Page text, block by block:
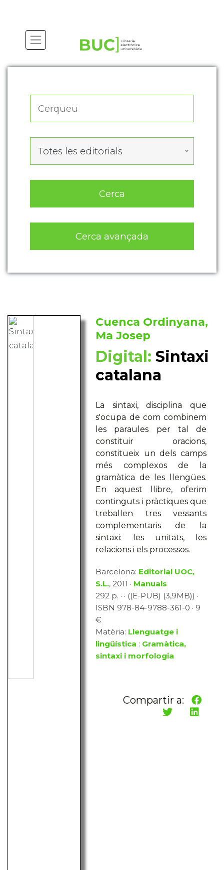
Totes les editorials
Cerca
Cerca avançada
Cuenca Ordinyana,
Ma Josep
Digital: Sintaxi
catalana
La sintaxi, disciplina que
s'ocupa de com combinem
les paraules per tal de
constituir oracions,
constitueix un dels camps
més complexos de la
gramàtica de les llengües.
En aquest llibre, oferim
continguts i pràctiques que
treballen tres vessants
complementaris de la
sintaxi: les unitats, les
relacions i els processos.
Barcelona: Editorial UOC,
S.L., 2011 · Manuals
292 p. · · ((E-PUB) (3,9MB)) ·
ISBN 978-84-9788-361-0 · 9
€
Matèria: Llenguatge i
lingüística : Gramàtica,
sintaxi i morfologia
Compartir a: